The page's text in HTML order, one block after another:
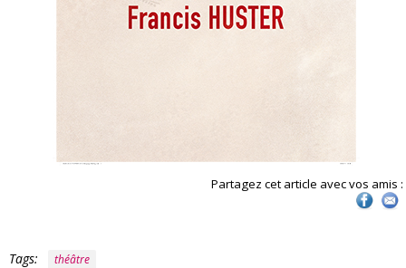
Partagez cet article avec vos amis :
Tags: théâtre